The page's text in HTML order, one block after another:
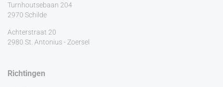
Turnhoutsebaan 204
2970 Schilde
Achterstraat 20
2980 St. Antonius - Zoersel
Richtingen